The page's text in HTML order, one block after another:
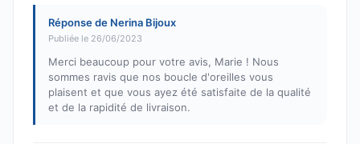
Réponse de Nerina Bijoux
Publiée le 26/06/2023
Merci beaucoup pour votre avis, Marie ! Nous
sommes ravis que nos boucle d'oreilles vous
plaisent et que vous ayez été satisfaite de la qualité
et de la rapidité de livraison.